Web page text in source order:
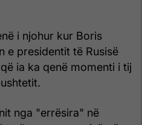
i njohur kur Boris
e presidentit të Rusisë
ia ka qenë momenti i tij
nga "errësira" në